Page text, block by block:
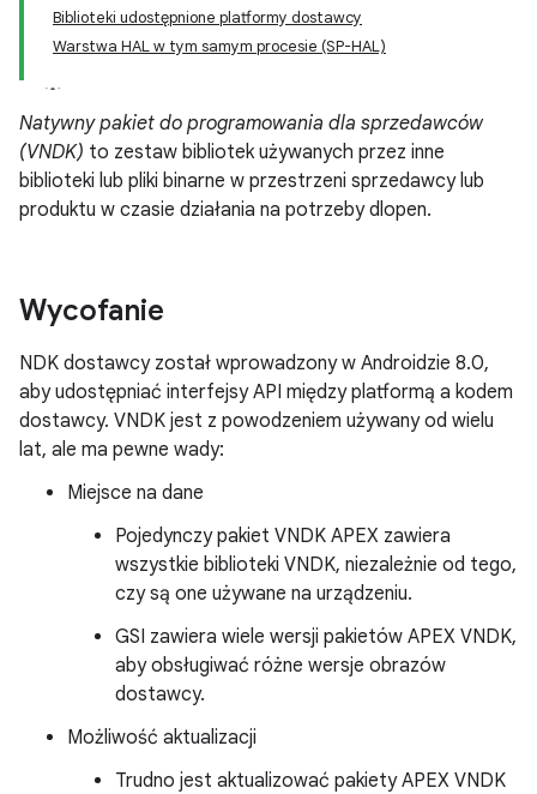
Biblioteki udostępnione platformy dostawcy
Warstwa HAL w tym samym procesie (SP-HAL)
Natywny pakiet do programowania dla sprzedawców
(VNDK) to zestaw bibliotek używanych przez inne
biblioteki lub pliki binarne w przestrzeni sprzedawcy lub
produktu w czasie działania na potrzeby dlopen.
Wycofanie
NDK dostawcy został wprowadzony w Androidzie 8.0,
aby udostępniać interfejsy API między platformą a kodem
dostawcy. VNDK jest z powodzeniem używany od wielu
lat, ale ma pewne wady:
Miejsce na dane
Pojedynczy pakiet VNDK APEX zawiera
wszystkie biblioteki VNDK, niezależnie od tego,
czy są one używane na urządzeniu.
GSI zawiera wiele wersji pakietów APEX VNDK,
aby obsługiwać różne wersje obrazów
dostawcy.
Możliwość aktualizacji
Trudno jest aktualizować pakiety APEX VNDK